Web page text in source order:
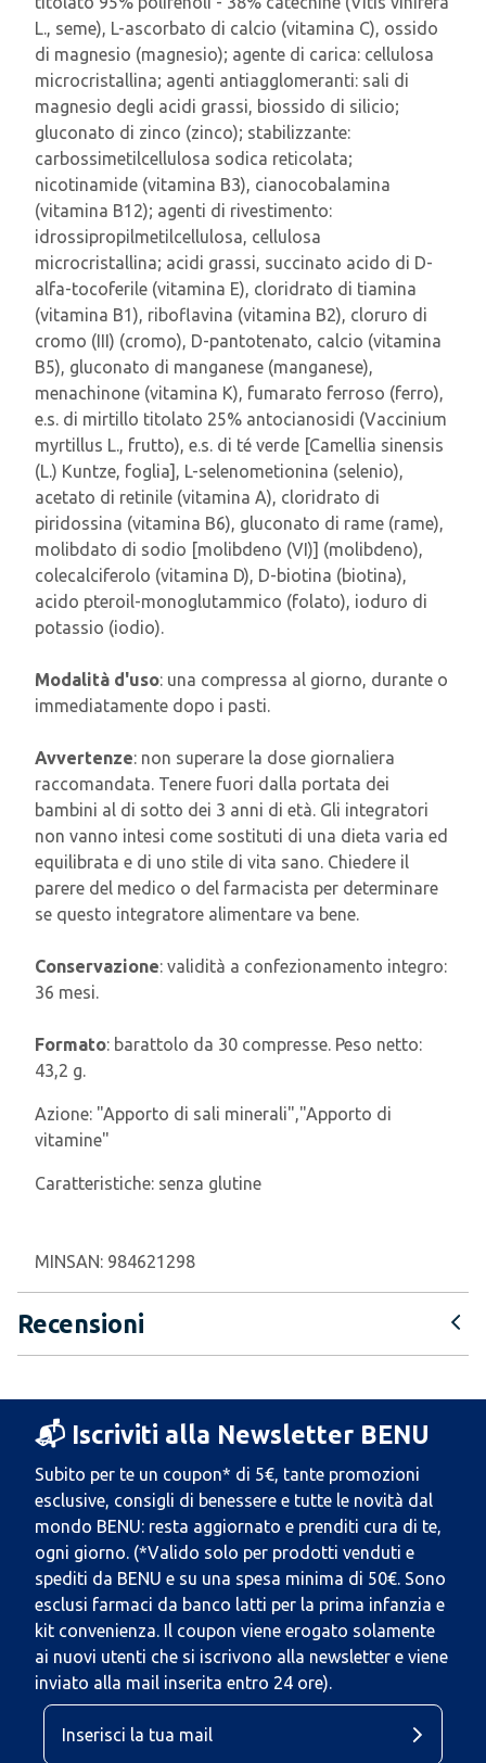
L., seme), L-ascorbato di calcio (vitamina C), ossido
di magnesio (magnesio); agente di carica: cellulosa
microcristallina; agenti antiagglomeranti: sali di
magnesio degli acidi grassi, biossido di silicio;
gluconato di zinco (zinco); stabilizzante:
carbossimetilcellulosa sodica reticolata;
nicotinamide (vitamina B3), cianocobalamina
(vitamina B12); agenti di rivestimento:
idrossipropilmetilcellulosa, cellulosa
microcristallina; acidi grassi, succinato acido di D-
alfa-tocoferile (vitamina E), cloridrato di tiamina
(vitamina B1), riboflavina (vitamina B2), cloruro di
cromo (III) (cromo), D-pantotenato, calcio (vitamina
B5), gluconato di manganese (manganese),
menachinone (vitamina K), fumarato ferroso (ferro),
e.s. di mirtillo titolato 25% antocianosidi (Vaccinium
myrtillus L., frutto), e.s. di té verde [Camellia sinensis
(L.) Kuntze, foglia], L-selenometionina (selenio),
acetato di retinile (vitamina A), cloridrato di
piridossina (vitamina B6), gluconato di rame (rame),
molibdato di sodio [molibdeno (VI)] (molibdeno),
colecalciferolo (vitamina D), D-biotina (biotina),
acido pteroil-monoglutammico (folato), ioduro di
potassio (iodio).
Modalità d'uso: una compressa al giorno, durante o
immediatamente dopo i pasti.
Avvertenze: non superare la dose giornaliera
raccomandata. Tenere fuori dalla portata dei
bambini al di sotto dei 3 anni di età. Gli integratori
non vanno intesi come sostituti di una dieta varia ed
equilibrata e di uno stile di vita sano. Chiedere il
parere del medico o del farmacista per determinare
se questo integratore alimentare va bene.
Conservazione: validità a confezionamento integro:
36 mesi.
Formato: barattolo da 30 compresse. Peso netto:
43,2 g.
Azione: "Apporto di sali minerali","Apporto di
vitamine"
Caratteristiche: senza glutine
MINSAN: 984621298
Recensioni
📬 Iscriviti alla Newsletter BENU
Subito per te un coupon* di 5€, tante promozioni
esclusive, consigli di benessere e tutte le novità dal
mondo BENU: resta aggiornato e prenditi cura di te,
ogni giorno. (*Valido solo per prodotti venduti e
spediti da BENU e su una spesa minima di 50€. Sono
esclusi farmaci da banco latti per la prima infanzia e
kit convenienza. Il coupon viene erogato solamente
ai nuovi utenti che si iscrivono alla newsletter e viene
inviato alla mail inserita entro 24 ore).